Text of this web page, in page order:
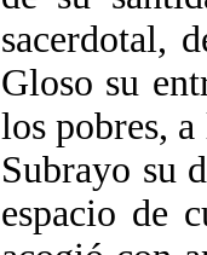
sacerdotal,
Gloso su
los pobres,
Subrayo su
espacio de